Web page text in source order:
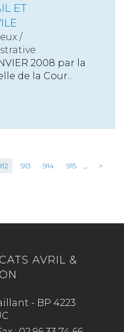
ET
/
2008 par la
de la Cour...
913 914 915 ... >
AVRIL &
- BP 4223